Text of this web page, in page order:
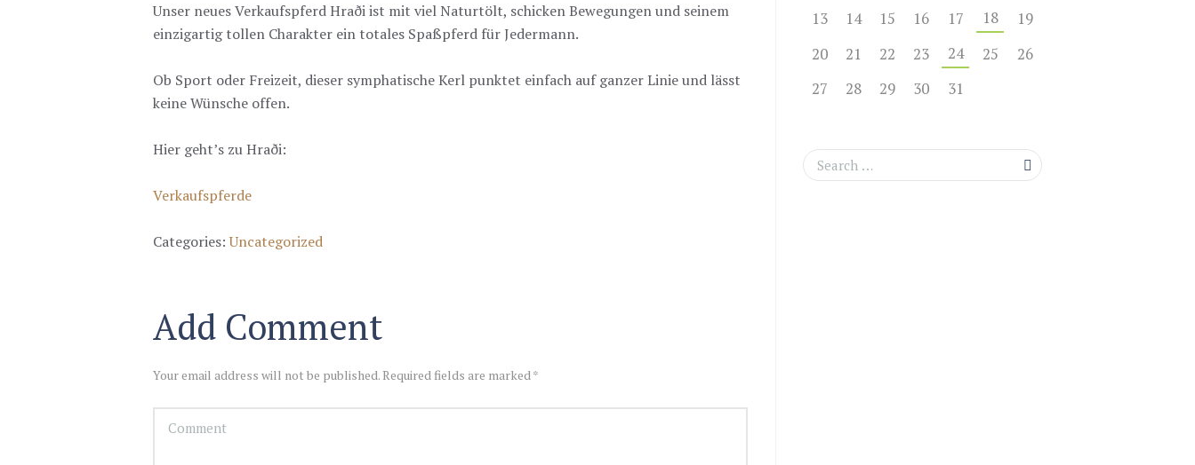
Unser neues Verkaufspferd Hraði ist mit viel Naturtölt, schicken Bewegungen und seinem
einzigartig tollen Charakter ein totales Spaßpferd für Jedermann.
Ob Sport oder Freizeit, dieser symphatische Kerl punktet einfach auf ganzer Linie und lässt
keine Wünsche offen.
Hier geht’s zu Hraði:
Verkaufspferde
Categories:Uncategorized
Add Comment
Your email address will not be published. Required fields are marked *
13
14 15 16 17 18
19
20
21 22 23 24 25
26
27
28 29 30 31